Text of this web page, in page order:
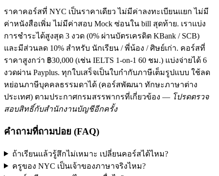
ราคาคอร์สที่ NYC เป็นราคาเดียว ไม่มีค่าลงทะเบียนแยก ไม่มี
ค่าหนังสือเพิ่ม ไม่มีค่าสอบ Mock ซ่อนใน bill สุดท้าย. เราแบ่ง
การชำระได้สูงสุด 3 งวด (0% ผ่านบัตรเครดิต KBank / SCB)
และมีส่วนลด 10% สำหรับ นักเรียน / พี่น้อง / ศิษย์เก่า. คอร์สที่
ราคาสูงกว่า ฿30,000 (เช่น IELTS 1-on-1 60 ชม.) แบ่งจ่ายได้ 6
งวดผ่าน Payplus. ทุกใบเสร็จเป็นใบกำกับภาษีเต็มรูปแบบ ใช้ลด
หย่อนภาษีบุคคลธรรมดาได้ (คอร์สพัฒนา ทักษะภาษาต่าง
ประเทศ) ตามประกาศกรมสรรพากรที่เกี่ยวข้อง — โปรดตรวจ
สอบสิทธิ์กับสำนักงานบัญชีอีกครั้ง
คำถามที่ถามบ่อย (FAQ)
ถ้าเรียนแล้วรู้สึกไม่เหมาะ เปลี่ยนคอร์สได้ไหม?
ครูของ NYC เป็นเจ้าของภาษาจริงไหม?